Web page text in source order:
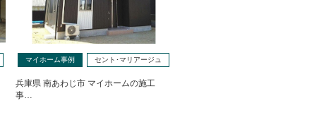
マイホーム事例 セント･マリアージュ
兵庫県 南あわじ市 マイホームの施工
事…